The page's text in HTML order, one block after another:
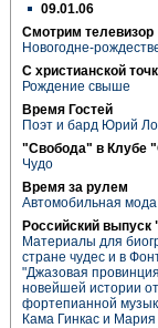
09.01.06
Смотрим телевизор
Новогодне-
С христианской
Рождение свыше
Время Гостей
Поэт и бард Юрий
"Свобода" в Клубе
Чудо
Время за рулем
Автомобильная мода
Российский
Материалы для
стране чудес и в
"Джазовая
новейшей истории
фортепианной
Кама Гинкас и